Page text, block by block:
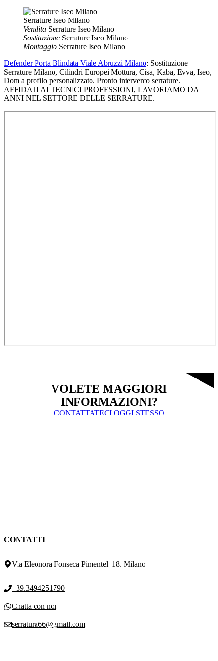
Serrature Iseo Milano
Vendita Serrature Iseo Milano
Sostituzione Serrature Iseo Milano
Montaggio Serrature Iseo Milano
Defender Porta Blindata Viale Abruzzi Milano: Sostituzione
Serrature Milano, Cilindri Europei Mottura, Cisa, Kaba, Evva, Iseo,
Dom a profilo personalizzato. Pronto intervento serrature.
AFFIDATI AI TECNICI PROFESSIONI, LAVORIAMO DA
ANNI NEL SETTORE DELLE SERRATURE.
VOLETE MAGGIORI
INFORMAZIONI?
CONTATTATECI OGGI STESSO
CONTATTI
Via Eleonora Fonseca Pimentel, 18, Milano
+39.3494251790
Chatta con noi
serratura66@gmail.com